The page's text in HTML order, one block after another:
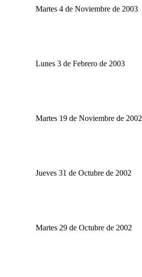
Martes 4 de Noviembre de 2003
Lunes 3 de Febrero de 2003
Martes 19 de Noviembre de 2002
Jueves 31 de Octubre de 2002
Martes 29 de Octubre de 2002